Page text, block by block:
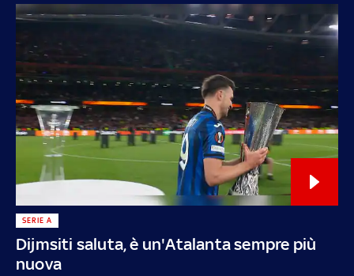
Dijmsiti saluta, è un'Atalanta sempre più
nuova
SERIE A